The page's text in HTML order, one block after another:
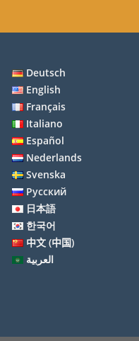
Deutsch
English
Français
Italiano
Español
Nederlands
Svenska
Русский
日本語
한국어
中文 (中国)
العربية